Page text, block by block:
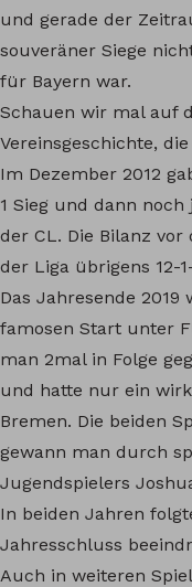
und gerade der
souveräner Siege
für Bayern war.
Schauen wir mal auf
Vereinsgeschichte,
Im Dezember 2012
1 Sieg und dann
der CL. Die Bilanz
der Liga übrigens 12-
Das Jahresende
famosen Start unter
man 2mal in Folge
und hatte nur ein
Bremen. Die beiden
gewann man durch
Jugendspielers
In beiden Jahren
Jahresschluss
Auch in weiteren